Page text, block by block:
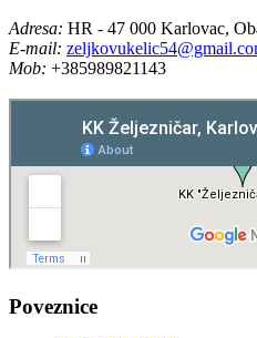
Adresa: HR - 47 000 Karlovac,
E-mail:
Mob: +385989821143
Poveznice